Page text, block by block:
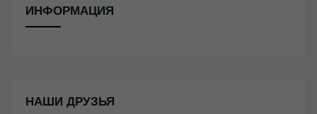
ИНФОРМАЦИЯ
НАШИ ДРУЗЬЯ